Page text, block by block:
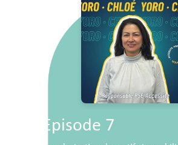
Episode 7